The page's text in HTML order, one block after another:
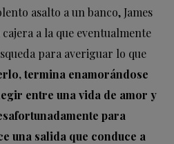
asalto a un banco, James
a la que eventualmente
para averiguar lo que
termina enamorándose
entre una vida de amor y
para
una salida que conduce a